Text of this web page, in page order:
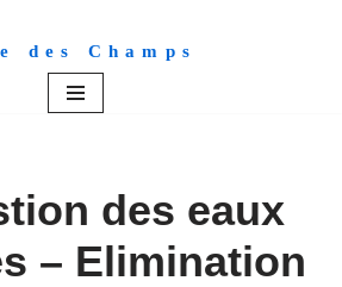
des Champs
des eaux
– Elimination